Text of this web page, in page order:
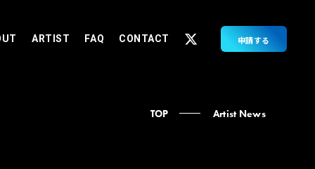
ARTIST FAQ CONTACT 申請する
TOP Artist News